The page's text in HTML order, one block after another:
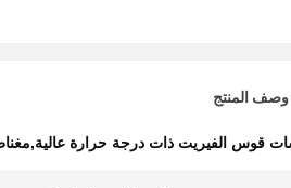
وصف المنتج
قوس الفيريت ذات درجة حرارة